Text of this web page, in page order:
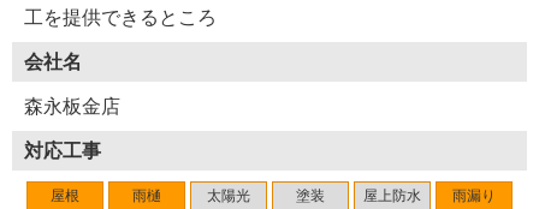
工事店番号
リフォーム方法
※３ 取り合い・・・（屋根と壁など、部位同士の）つな
工を提供できるところ
会社名
森永板金店
対応工事
屋根
雨樋 太陽光
塗装
屋上防水 雨漏り